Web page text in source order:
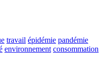
travail épidémie pandémie
environnement consommation